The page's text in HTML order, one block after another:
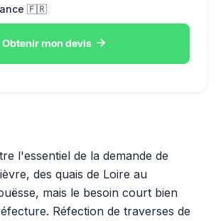
l'essentiel de la demande de
des quais de Loire au
mais le besoin court bien
Réfection de traverses de
🇫🇷
Obtenir mon devis 